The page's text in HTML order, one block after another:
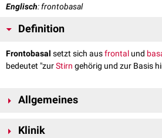
Englisch: frontobasal
Definition
Frontobasal setzt sich ausfrontal und
bedeutet "zurStirn gehörig und zur Basis
Allgemeines
olfaktorische
Klinik